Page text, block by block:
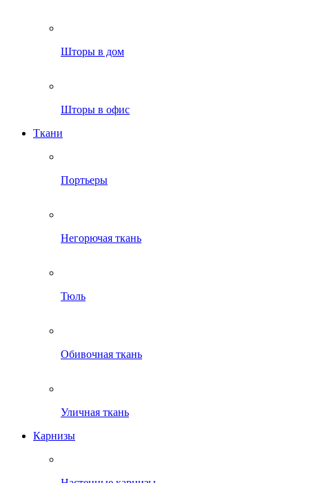
Шторы в дом
Шторы в офис
Ткани
Портьеры
Негорючая ткань
Тюль
Обивочная ткань
Уличная ткань
Карнизы